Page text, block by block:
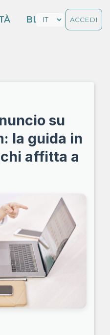
BLOG ACCEDI
su
la guida in
affitta a